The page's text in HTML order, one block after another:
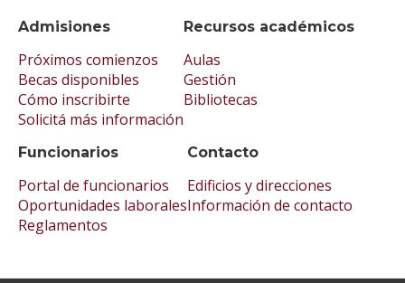
Admisiones
Próximos comienzos
Becas disponibles
Cómo inscribirte
Solicitá más información
Recursos académicos
Aulas
Gestión
Bibliotecas
Funcionarios
Portal de funcionarios
Oportunidades laborales
Reglamentos
Contacto
Edificios y direcciones
Información de contacto